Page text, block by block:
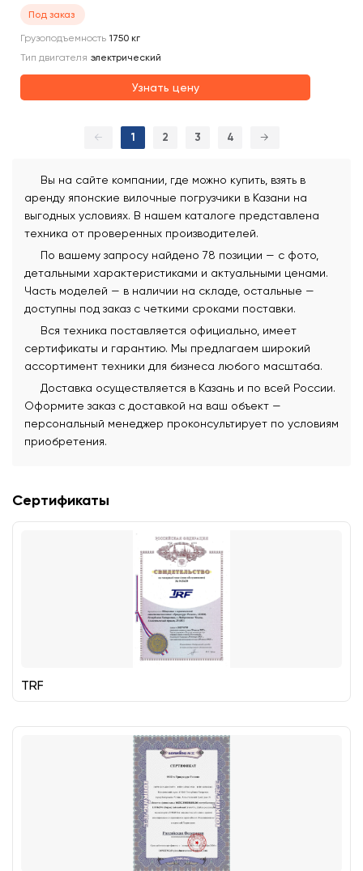
Под заказ
Грузоподъемность 1750 кг
Тип двигателя электрический
Узнать цену
← 1 2 3 4 →
Вы на сайте компании, где можно купить, взять в
аренду японские вилочные погрузчики в Казани на
выгодных условиях. В нашем каталоге представлена
техника от проверенных производителей.
По вашему запросу найдено 78 позиции — с фото,
детальными характеристиками и актуальными ценами.
Часть моделей — в наличии на складе, остальные —
доступны под заказ с четкими сроками поставки.
Вся техника поставляется официально, имеет
сертификаты и гарантию. Мы предлагаем широкий
ассортимент техники для бизнеса любого масштаба.
Доставка осуществляется в Казань и по всей России.
Оформите заказ с доставкой на ваш объект —
персональный менеджер проконсультирует по условиям
приобретения.
Сертификаты
TRF